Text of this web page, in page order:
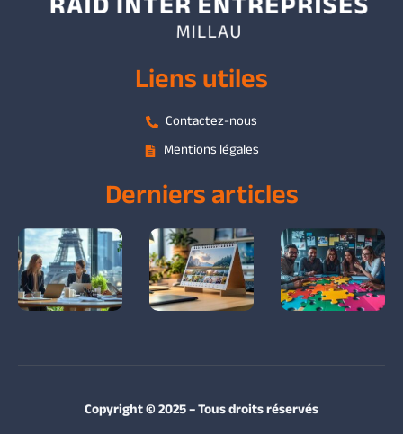
Liens utiles
Contactez-nous
Mentions légales
Derniers articles
Copyright © 2025 – Tous droits réservés